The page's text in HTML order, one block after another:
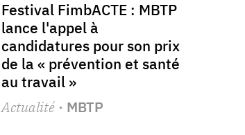
Festival FimbACTE : MBTP
lance l'appel à
candidatures pour son prix
de la « prévention et santé
au travail »
Actualité· MBTP